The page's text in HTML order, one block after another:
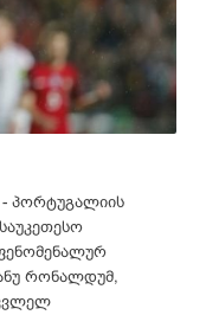
- პორტუგალიის
რონალდუმ,